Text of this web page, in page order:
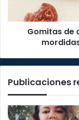
mordidas:
lo
Gomitas de
Publicaciones